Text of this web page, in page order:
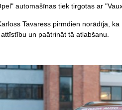
automašīnas tiek tirgotas ar
Tavaress pirmdien norādīja,
un paātrināt tā atlabšanu.